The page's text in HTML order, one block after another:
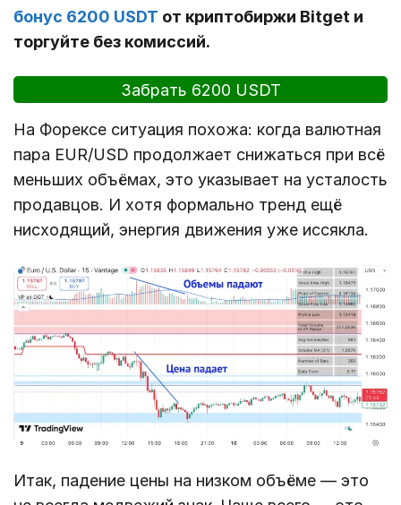
бонус 6200 USDT от криптобиржи Bitget и
торгуйте без комиссий.
Забрать 6200 USDT
На Форексе ситуация похожа: когда валютная
пара EUR/USD продолжает снижаться при всё
меньших объёмах, это указывает на усталость
продавцов. И хотя формально тренд ещё
нисходящий, энергия движения уже иссякла.
Итак, падение цены на низком объёме — это